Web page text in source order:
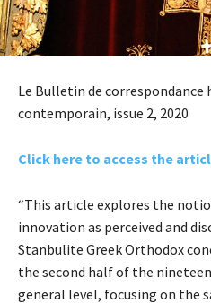
Le Bulletin de
contemporain, issue 2, 2020
Click here to access the
“This article explores the
innovation as perceived and
Stanbulite Greek Orthodox
the second half of the
general level, focusing on the